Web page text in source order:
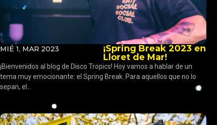
MIÉ 1, MAR 2023
¡Spring Break 2023 en
Lloret de Mar!
¡Bienvenidos al blog de Disco Tropics! Hoy vamos a hablar de un
tema muy emocionante: el Spring Break. Para aquellos que no lo
sepan, el...